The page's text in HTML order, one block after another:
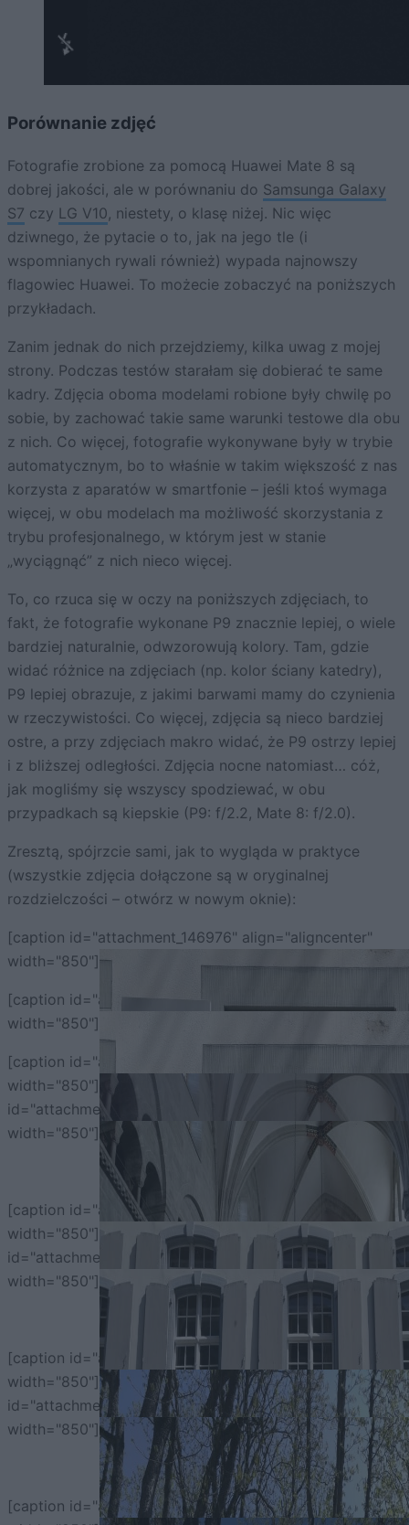
Porównanie zdjęć
Fotografie zrobione za pomocą Huawei Mate 8 są
dobrej jakości, ale w porównaniu do Samsunga Galaxy
S7 czy LG V10, niestety, o klasę niżej. Nic więc
dziwnego, że pytacie o to, jak na jego tle (i
wspomnianych rywali również) wypada najnowszy
flagowiec Huawei. To możecie zobaczyć na poniższych
przykładach.
Zanim jednak do nich przejdziemy, kilka uwag z mojej
strony. Podczas testów starałam się dobierać te same
kadry. Zdjęcia oboma modelami robione były chwilę po
sobie, by zachować takie same warunki testowe dla obu
z nich. Co więcej, fotografie wykonywane były w trybie
automatycznym, bo to właśnie w takim większość z nas
korzysta z aparatów w smartfonie – jeśli ktoś wymaga
więcej, w obu modelach ma możliwość skorzystania z
trybu profesjonalnego, w którym jest w stanie
„wyciągnąć” z nich nieco więcej.
To, co rzuca się w oczy na poniższych zdjęciach, to
fakt, że fotografie wykonane P9 znacznie lepiej, o wiele
bardziej naturalnie, odwzorowują kolory. Tam, gdzie
widać różnice na zdjęciach (np. kolor ściany katedry),
P9 lepiej obrazuje, z jakimi barwami mamy do czynienia
w rzeczywistości. Co więcej, zdjęcia są nieco bardziej
ostre, a przy zdjęciach makro widać, że P9 ostrzy lepiej
i z bliższej odległości. Zdjęcia nocne natomiast… cóż,
jak mogliśmy się wszyscy spodziewać, w obu
przypadkach są kiepskie (P9: f/2.2, Mate 8: f/2.0).
Zresztą, spójrzcie sami, jak to wygląda w praktyce
(wszystkie zdjęcia dołączone są w oryginalnej
rozdzielczości – otwórz w nowym oknie):
[caption id="attachment_146976" align="aligncenter"
width="850"]Mate 8[/caption]
[caption id="attachment_146977" align="aligncenter"
width="850"]
[caption id="attachment_146978" align="aligncenter"
width="850"] Mate 8[/caption] [caption
id="attachment_146979" align="aligncenter"
width="850"] P9[/caption]
[caption id="attachment_146980" align="aligncenter"
width="850"] Mate 8[/caption] [caption
id="attachment_146981" align="aligncenter"
width="850"] P9[/caption]
[caption id="attachment_146982" align="aligncenter"
width="850"]Mate 8[/caption] [caption
id="attachment_146983" align="aligncenter"
width="850"]P9[/caption]
[caption id="attachment_146984" align="aligncenter"